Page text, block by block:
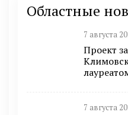
Областные
7 августа
Проект
7 августа